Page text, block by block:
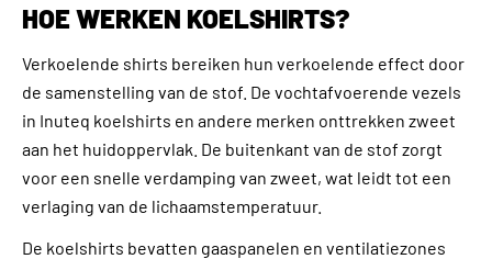
HOE WERKEN KOELSHIRTS?
Verkoelende shirts bereiken hun verkoelende effect door
de samenstelling van de stof. De vochtafvoerende vezels
in Inuteq koelshirts en andere merken onttrekken zweet
aan het huidoppervlak. De buitenkant van de stof zorgt
voor een snelle verdamping van zweet, wat leidt tot een
verlaging van de lichaamstemperatuur.
De koelshirts bevatten gaaspanelen en ventilatiezones